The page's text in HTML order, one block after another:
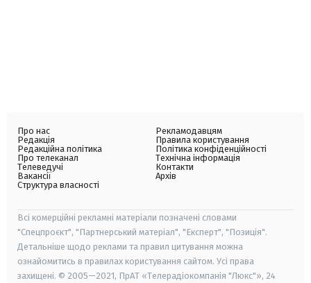
Про нас
Редакція
Редакційна політика
Про телеканал
Телеведучі
Вакансії
Структура власності
Рекламодавцям
Правила користування
Політика конфіденційності
Технічна інформація
Контакти
Архів
Всі комерційні рекламні матеріали позначені словами
"Спецпроєкт", "Партнерський матеріал", "Експерт", "Позиція".
Детальніше щодо реклами та правил цитування можна
ознайомитись в правилах користування сайтом. Усі права
захищені. © 2005—2021, ПрАТ «Телерадіокомпанія "Люкс"», 24